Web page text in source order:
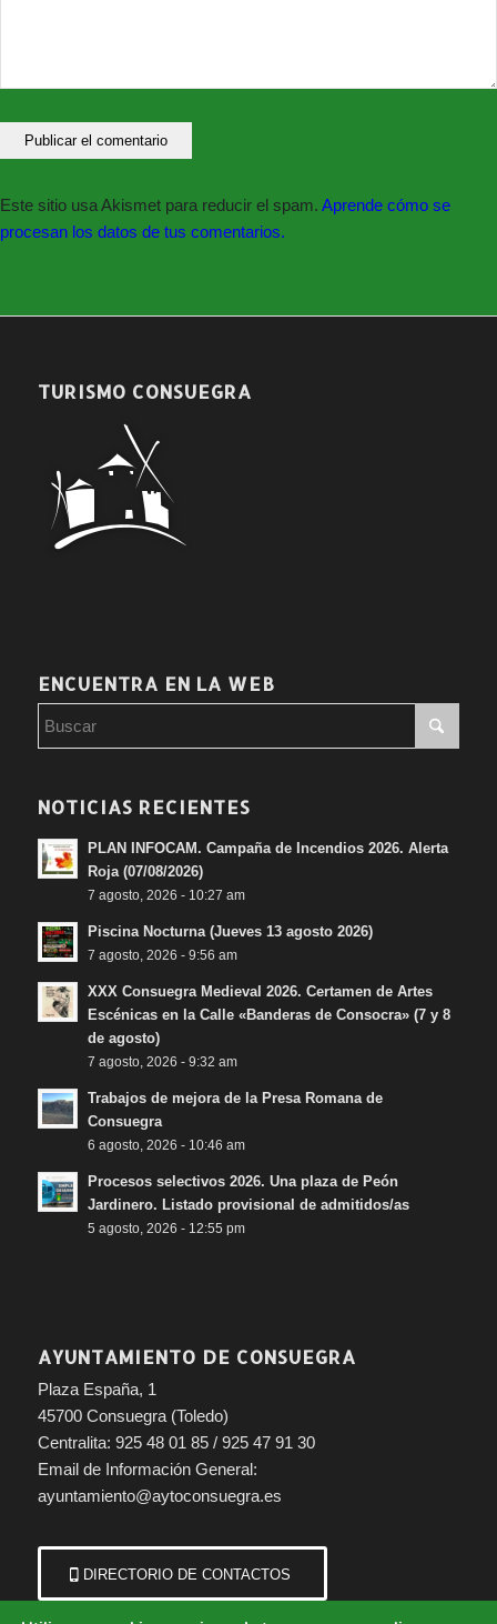
Este sitio usa Akismet para reducir el spam. Aprende cómo se
procesan los datos de tus comentarios.
TURISMO CONSUEGRA
ENCUENTRA EN LA WEB
NOTICIAS RECIENTES
PLAN INFOCAM. Campaña de Incendios 2026. Alerta
Roja (07/08/2026)
7 agosto, 2026 - 10:27 am
Piscina Nocturna (Jueves 13 agosto 2026)
7 agosto, 2026 - 9:56 am
XXX Consuegra Medieval 2026. Certamen de Artes
Escénicas en la Calle «Banderas de Consocra» (7 y 8
de agosto)
7 agosto, 2026 - 9:32 am
Trabajos de mejora de la Presa Romana de
Consuegra
6 agosto, 2026 - 10:46 am
Procesos selectivos 2026. Una plaza de Peón
Jardinero. Listado provisional de admitidos/as
5 agosto, 2026 - 12:55 pm
AYUNTAMIENTO DE CONSUEGRA
Plaza España, 1
45700 Consuegra (Toledo)
Centralita: 925 48 01 85 / 925 47 91 30
Email de Información General:
ayuntamiento@aytoconsuegra.es
DIRECTORIO DE CONTACTOS